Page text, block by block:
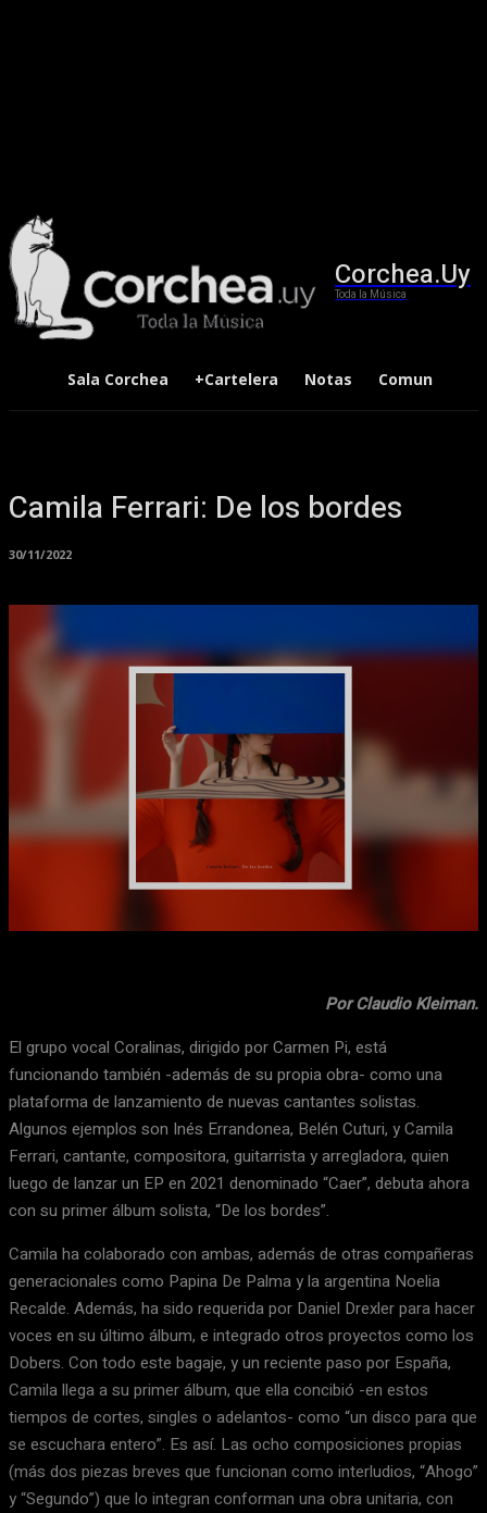
Corchea.Uy
Toda la Música
Sala Corchea +Cartelera Notas Comunidad
Camila Ferrari: De los bordes
30/11/2022
Por Claudio Kleiman.
El grupo vocal Coralinas, dirigido por Carmen Pi, está
funcionando también -además de su propia obra- como una
plataforma de lanzamiento de nuevas cantantes solistas.
Algunos ejemplos son Inés Errandonea, Belén Cuturi, y Camila
Ferrari, cantante, compositora, guitarrista y arregladora, quien
luego de lanzar un EP en 2021 denominado “Caer”, debuta ahora
con su primer álbum solista, “De los bordes”.
Camila ha colaborado con ambas, además de otras compañeras
generacionales como Papina De Palma y la argentina Noelia
Recalde. Además, ha sido requerida por Daniel Drexler para hacer
voces en su último álbum, e integrado otros proyectos como los
Dobers. Con todo este bagaje, y un reciente paso por España,
Camila llega a su primer álbum, que ella concibió -en estos
tiempos de cortes, singles o adelantos- como “un disco para que
se escuchara entero”. Es así. Las ocho composiciones propias
(más dos piezas breves que funcionan como interludios, “Ahogo”
y “Segundo”) que lo integran conforman una obra unitaria, con